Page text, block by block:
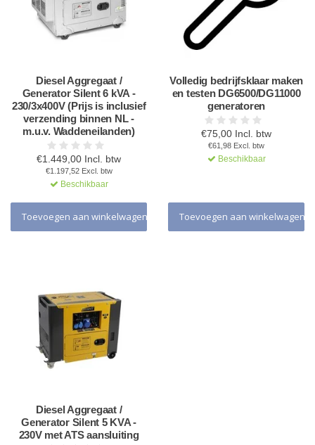
Diesel Aggregaat /
Generator Silent 6 kVA -
230/3x400V (Prijs is inclusief
verzending binnen NL -
m.u.v. Waddeneilanden)
€1.449,00 Incl. btw
€1.197,52 Excl. btw
Beschikbaar
Toevoegen aan winkelwagen
Volledig bedrijfsklaar maken
en testen DG6500/DG11000
generatoren
€75,00 Incl. btw
€61,98 Excl. btw
Beschikbaar
Toevoegen aan winkelwagen
Diesel Aggregaat /
Generator Silent 5 KVA -
230V met ATS aansluiting